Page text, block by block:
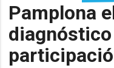
Pamplona